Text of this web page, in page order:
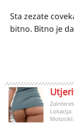
Sta zezate
bitno. Bitno je
Lokacija:
Motocikl: